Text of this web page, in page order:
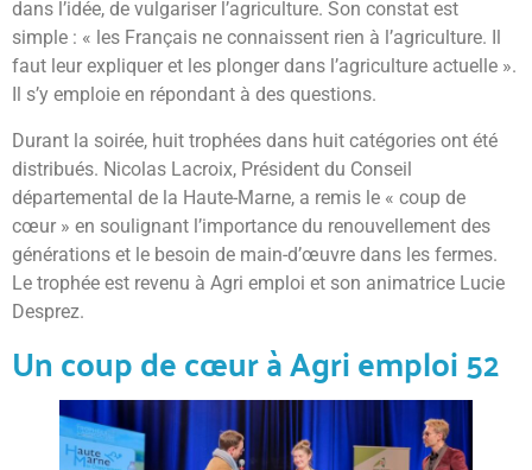
dans l’idée, de vulgariser l’agriculture. Son constat est
simple : « les Français ne connaissent rien à l’agriculture. Il
faut leur expliquer et les plonger dans l’agriculture actuelle ».
Il s’y emploie en répondant à des questions.
Durant la soirée, huit trophées dans huit catégories ont été
distribués. Nicolas Lacroix, Président du Conseil
départemental de la Haute-Marne, a remis le « coup de
cœur » en soulignant l’importance du renouvellement des
générations et le besoin de main-d’œuvre dans les fermes.
Le trophée est revenu à Agri emploi et son animatrice Lucie
Desprez.
Un coup de cœur à Agri emploi 52